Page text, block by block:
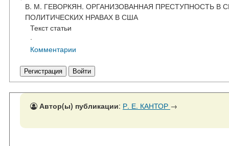
В. М. ГЕВОРКЯН. ОРГАНИЗОВАННАЯ ПРЕСТУПНОСТЬ В
ПОЛИТИЧЕСКИХ НРАВАХ В США
Текст статьи
·
Комментарии
Регистрация Войти
Автор(ы) публикации: Р. Е. КАНТОР →